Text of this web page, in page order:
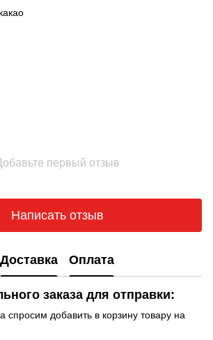
какао
первый отзыв
Написать отзыв
Доставка Оплата
заказа для отправки:
спросим добавить в корзину товару на